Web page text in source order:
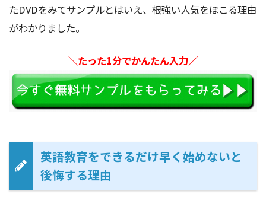
たDVDをみてサンプルとはいえ、根強い人気をほこる理由
がわかりました。
＼たった1分でかんたん入力／
英語教育をできるだけ早く始めないと
後悔する理由